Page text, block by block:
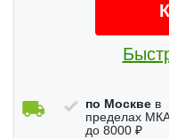
по Москве в
пределах
до 8000 ₽